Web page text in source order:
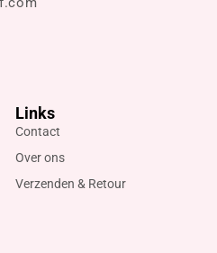
Links
Contact
Over ons
Verzenden & Retour